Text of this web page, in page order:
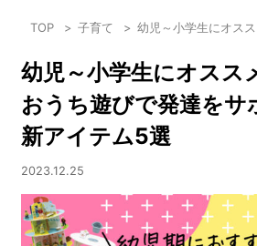
TOP 子育て 幼児～小学生にオス
幼児～小学生にオスス
おうち遊びで発達をサ
新アイテム5選
2023.12.25